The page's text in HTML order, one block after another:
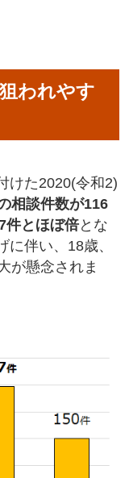
われやす
けた2020(令和2)
相談件数が116
件とほぼ倍とな
伴い、18歳、
が懸念されま